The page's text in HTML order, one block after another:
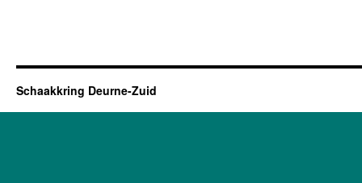
Schaakkring Deurne-Zuid